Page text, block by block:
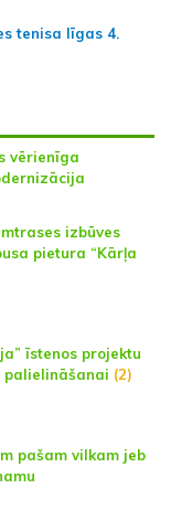
tenisa līgas 4.
vērienīga
izbūves
pietura “Kārļa
īstenos projektu
palielināšanai (2)
pašam vilkam jeb